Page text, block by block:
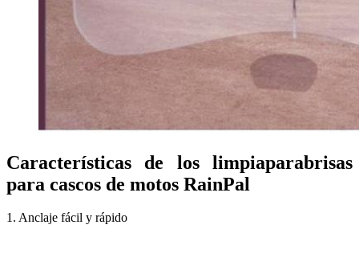
Características de los limpiaparabrisas
para cascos de motos RainPal
1. Anclaje fácil y rápido